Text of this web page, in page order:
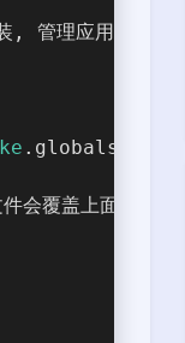
, 管理应用
.globals
会覆盖上面两